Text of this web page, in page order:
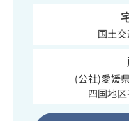
国土
(公社)愛媛
四国地